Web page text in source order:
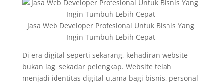
Jasa Web Developer Profesional Untuk Bisnis Yang
Ingin Tumbuh Lebih Cepat
Di era digital seperti sekarang, kehadiran website
bukan lagi sekadar pelengkap. Website telah
menjadi identitas digital utama bagi bisnis, personal